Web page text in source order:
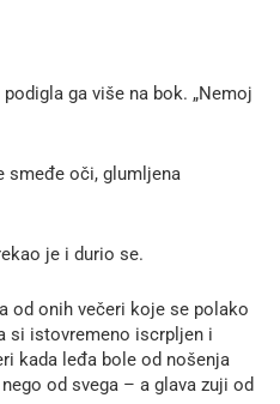
ga više na bok. „Nemoj
smeđe oči, glumljena
je i durio se.
od onih večeri koje se polako
si istovremeno iscrpljen i
kada leđa bole od nošenja
od svega – a glava zuji od